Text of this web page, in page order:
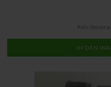
Kein
IN DEN